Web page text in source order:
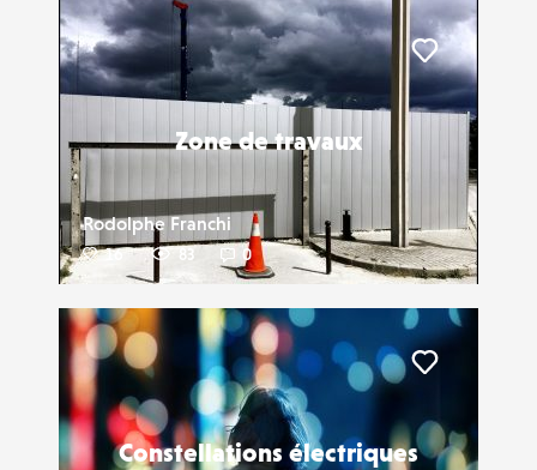
Zone de travaux
Rodolphe Franchi
16 83 0
Liker
Constellations électriques